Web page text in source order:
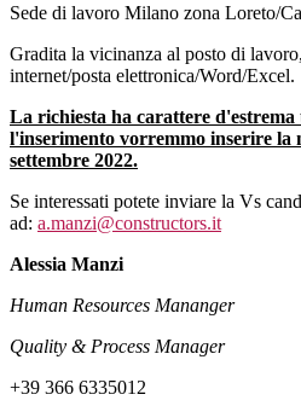
Sede di lavoro Milano zona Loreto/
Gradita la vicinanza al posto di
internet/posta elettronica/Word/Excel.
La richiesta ha carattere
l'inserimento vorremmo inserire la
settembre 2022.
Se interessati potete inviare la Vs
ad: a.manzi@constructors.it
Alessia Manzi
Human Resources Mananger
Quality & Process Manager
+39 366 6335012